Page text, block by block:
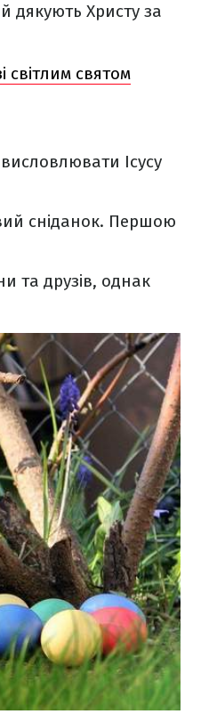
дякують Христу за
світлим святом
Ісусу
сніданок. Першою
та друзів, однак